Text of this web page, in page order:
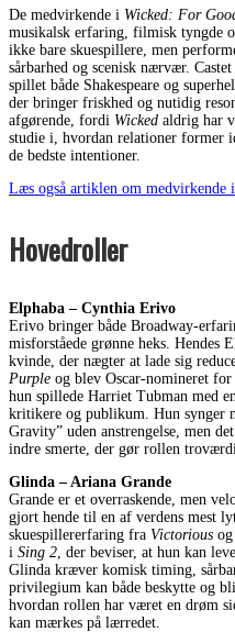
De medvirkende i Wicked: For
musikalsk erfaring, filmisk tyngde
ikke bare skuespillere, men
sårbarhed og scenisk nærvær.
spillet både Shakespeare og
der bringer friskhed og nutidig
afgørende, fordi Wicked aldrig har
studie i, hvordan relationer former
de bedste intentioner.
Læs også artiklen om medvirkende
Hovedroller
Elphaba – Cynthia Erivo
Erivo bringer både Broadway-
misforståede grønne heks. Hendes
kvinde, der nægter at lade sig
Purple og blev Oscar-nomineret
hun spillede Harriet Tubman med
kritikere og publikum. Hun synger
Gravity” uden anstrengelse, men
indre smerte, der gør rollen
Glinda – Ariana Grande
Grande er et overraskende, men
gjort hende til en af verdens mest
skuespillererfaring fra Victorious og
i Sing 2 , der beviser, at hun kan
Glinda kræver komisk timing,
privilegium kan både beskytte og
hvordan rollen har været en drøm
kan mærkes på lærredet.